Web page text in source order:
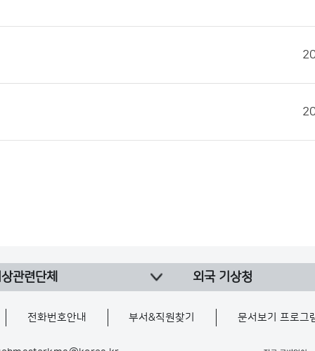
관련단체 외국 기상청
전화번호안내 부서&직원찾기 문서보기 프로그